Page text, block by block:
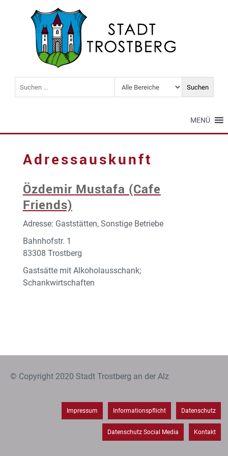
MENÜ
Adressauskunft
Özdemir Mustafa (Cafe
Friends)
Adresse: Gaststätten, Sonstige Betriebe
Bahnhofstr. 1
83308 Trostberg
Gastsätte mit Alkoholausschank;
Schankwirtschaften
© Copyright 2020 Stadt Trostberg an der Alz
Impressum Informationspflicht Datenschutz
Datenschutz Social Media Kontakt